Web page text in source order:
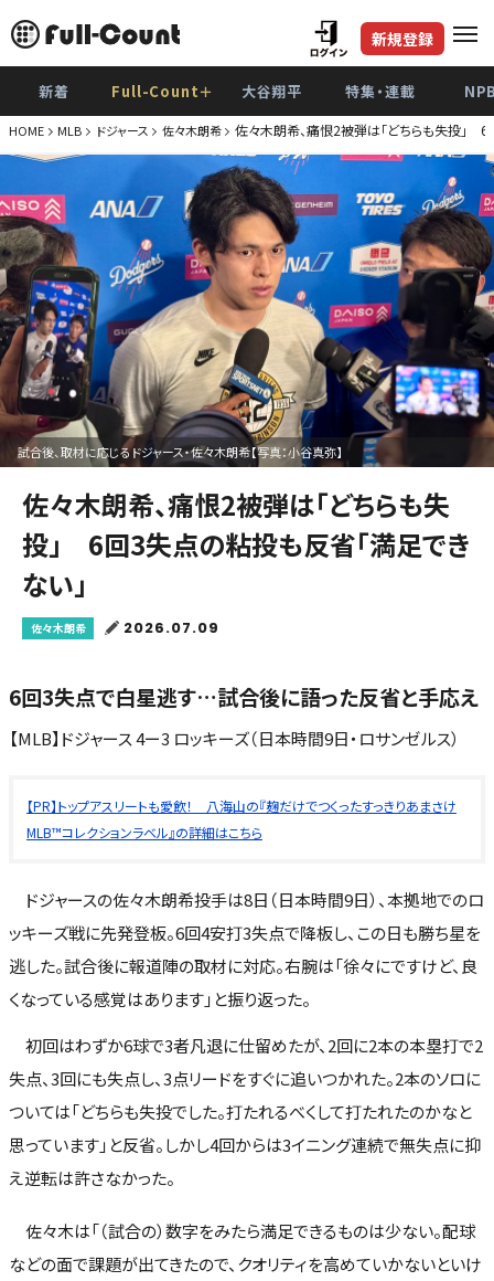
新規登録
新着 Full-Count＋ 大谷翔平 特集・連載
HOME MLB ドジャース 佐々木朗希 佐々木朗希、痛恨2被弾は「どちらも失投」
試合後、取材に応じるドジャース・佐々木朗希【写真：小谷真弥】
佐々木朗希、痛恨2被弾は「どちらも失
投」 6回3失点の粘投も反省「満足でき
ない」
佐々木朗希 2026.07.09
6回3失点で白星逃す…試合後に語った反省と手応え
【MLB】ドジャース 4ー3 ロッキーズ（日本時間9日・ロサンゼルス）
【PR】トップアスリートも愛飲！ 八海山の『麹だけでつくったすっきりあまさけ
MLB™コレクションラベル』の詳細はこちら
ドジャースの佐々木朗希投手は8日（日本時間9日）、本拠地でのロ
ッキーズ戦に先発登板。6回4安打3失点で降板し、この日も勝ち星を
逃した。試合後に報道陣の取材に対応。右腕は「徐々にですけど、良
くなっている感覚はあります」と振り返った。
初回はわずか6球で3者凡退に仕留めたが、2回に2本の本塁打で2
失点、3回にも失点し、3点リードをすぐに追いつかれた。2本のソロに
ついては「どちらも失投でした。打たれるべくして打たれたのかなと
思っています」と反省。しかし4回からは3イニング連続で無失点に抑
え逆転は許さなかった。
佐々木は「（試合の）数字をみたら満足できるものは少ない。配球
などの面で課題が出てきたので、クオリティを高めていかないといけ